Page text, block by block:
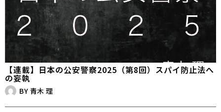
【連載】日本の公安警察2025（第8回）スパイ防止法へ
の妄執
BY 青木 理